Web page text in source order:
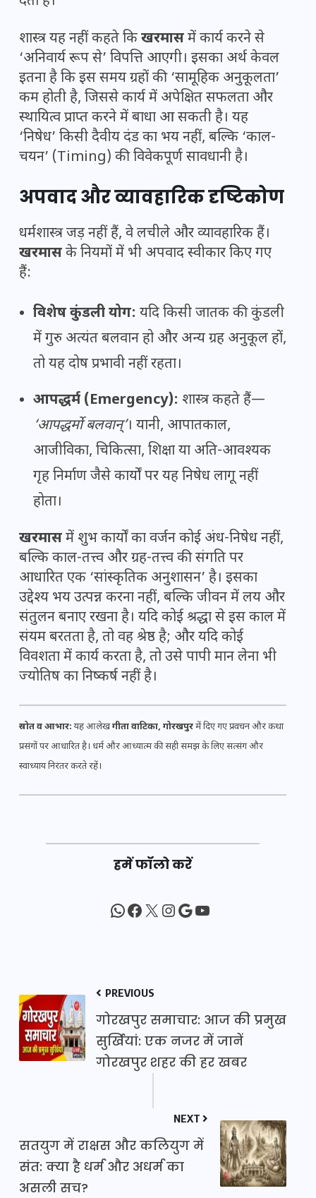
शास्त्र यह नहीं कहते किखरमासमें कार्य करने से
‘अनिवार्य रूप से’ विपत्ति आएगी। इसका अर्थ केवल
इतना है कि इस समय ग्रहों की ‘सामूहिक अनुकूलता’
कम होती है, जिससे कार्य में अपेक्षित सफलता और
स्थायित्व प्राप्त करने में बाधा आ सकती है। यह
‘निषेध’ किसी दैवीय दंड का भय नहीं, बल्कि ‘काल-
चयन’ (Timing) की विवेकपूर्ण सावधानी है।
अपवाद और व्यावहारिक दृष्टिकोण
धर्मशास्त्र जड़ नहीं हैं, वे लचीले और व्यावहारिक हैं।
खरमासके नियमों में भी अपवाद स्वीकार किए गए
हैं:
विशेष कुंडली योग: यदि किसी जातक की कुंडली
में गुरु अत्यंत बलवान हो और अन्य ग्रह अनुकूल हों,
तो यह दोष प्रभावी नहीं रहता।
आपद्धर्म (Emergency): शास्त्र कहते हैं—
‘आपद्धर्मो बलवान्’। यानी, आपातकाल,
आजीविका, चिकित्सा, शिक्षा या अति-आवश्यक
गृह निर्माण जैसे कार्यों पर यह निषेध लागू नहीं
होता।
खरमासमें शुभ कार्यों का वर्जन कोई अंध-निषेध नहीं,
बल्कि काल-तत्त्व और ग्रह-तत्त्व की संगति पर
आधारित एक ‘सांस्कृतिक अनुशासन’ है। इसका
उद्देश्य भय उत्पन्न करना नहीं, बल्कि जीवन में लय और
संतुलन बनाए रखना है। यदि कोई श्रद्धा से इस काल में
संयम बरतता है, तो वह श्रेष्ठ है; और यदि कोई
विवशता में कार्य करता है, तो उसे पापी मान लेना भी
ज्योतिष का निष्कर्ष नहीं है।
स्रोत व आभार:यह आलेखगीता वाटिका, गोरखपुरमें दिए गए प्रवचन और कथा
प्रसंगों पर आधारित है। धर्म और आध्यात्म की सही समझ के लिए सत्संग और
स्वाध्याय निरंतर करते रहें।
हमें फॉलो करें
WhatsApp
Facebook
X Instagram
Google
YouTube
PREVIOUS
गोरखपुर समाचार: आज की प्रमुख
सुर्खियां: एक नजर में जानें
गोरखपुर शहर की हर खबर
NEXT
सतयुग में राक्षस और कलियुग में
संत: क्या है धर्म और अधर्म का
असली सच?